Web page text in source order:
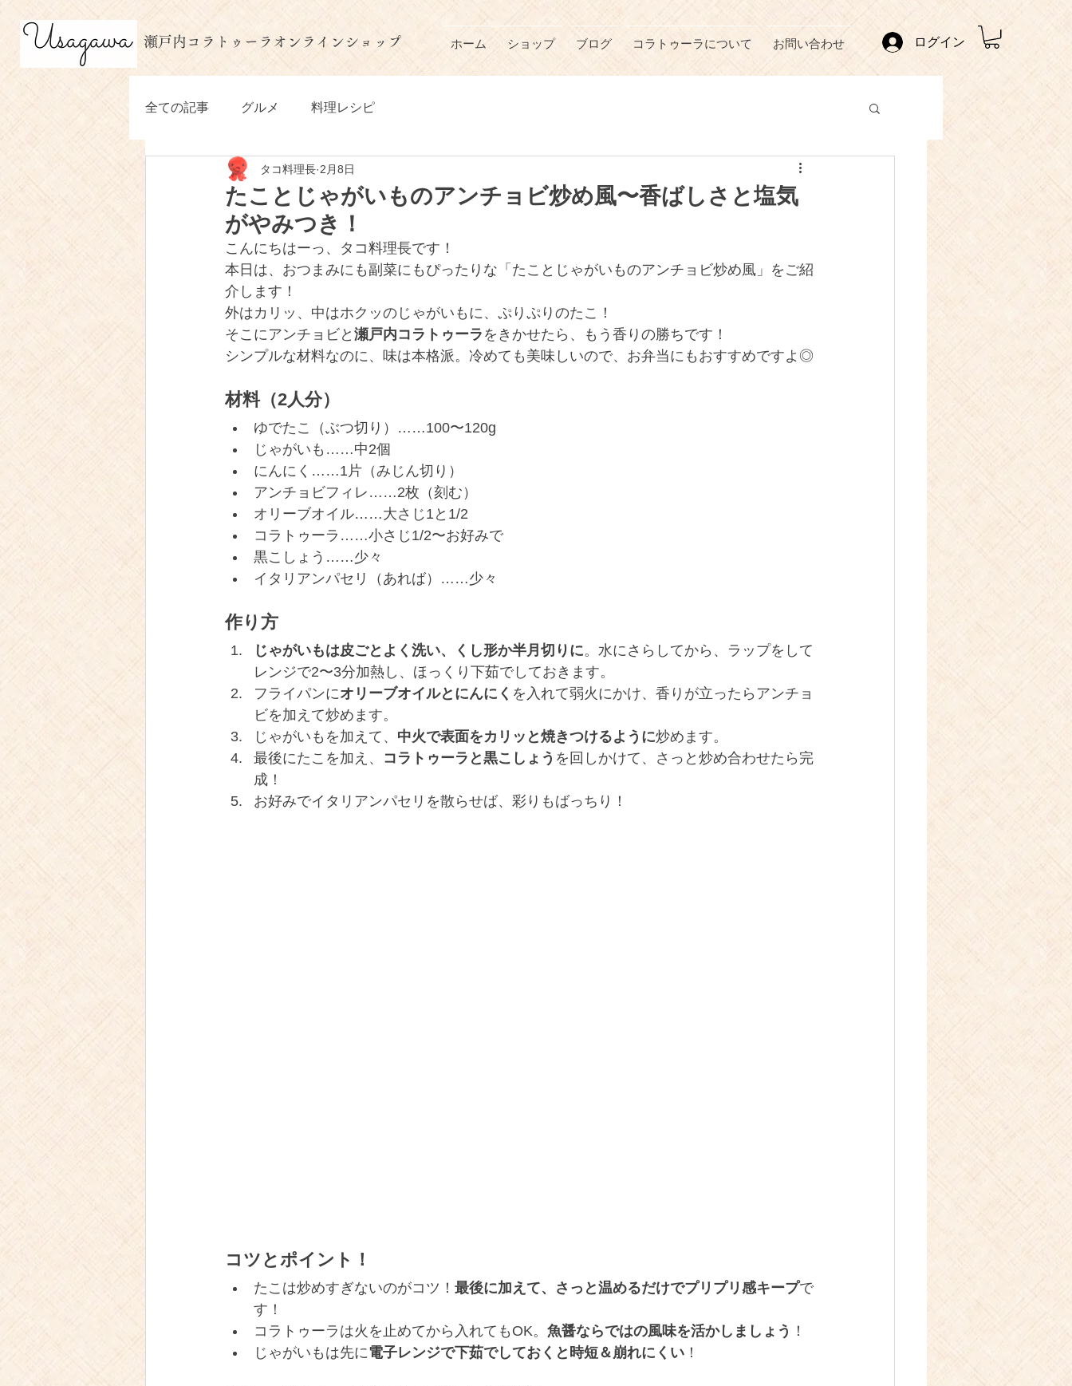
MENU ​瀬戸内コラトゥーラオンラインショップ ホーム ショップ ブログ コラトゥーラについて お問い合わせ ログイン
全ての記事 グルメ 料理レシピ
たことじゃがいものアンチョビ炒め風〜香ばしさと塩気
がやみつき！
タコ料理長 2月8日
こんにちはーっ、タコ料理長です！
本日は、おつまみにも副菜にもぴったりな「たことじゃがいものアンチョビ炒め風」をご紹
介します！
外はカリッ、中はホクッのじゃがいもに、ぷりぷりのたこ！
そこにアンチョビと 瀬戸内コラトゥーラ をきかせたら、もう香りの勝ちです！
シンプルな材料なのに、味は本格派。冷めても美味しいので、お弁当にもおすすめですよ◎
材料（2人分）
ゆでたこ（ぶつ切り）……100〜120g
じゃがいも……中2個
にんにく……1片（みじん切り）
アンチョビフィレ……2枚（刻む）
オリーブオイル……大さじ1と1/2
コラトゥーラ……小さじ1/2〜お好みで
黒こしょう……少々
イタリアンパセリ（あれば）……少々
作り方
じゃがいもは皮ごとよく洗い、くし形か半月切りに。水にさらしてから、ラップをして
レンジで2〜3分加熱し、ほっくり下茹でしておきます。
フライパンにオリーブオイルとにんにく を入れて弱火にかけ、香りが立ったらアンチョ
ビを加えて炒めます。
じゃがいもを加えて、 中火で表面をカリッと焼きつけるように炒めます。
最後にたこを加え、 コラトゥーラと黒こしょう を回しかけて、さっと炒め合わせたら完
成！
お好みでイタリアンパセリを散らせば、彩りもばっちり！
コツとポイント！
たこは炒めすぎないのがコツ！ 最後に加えて、さっと温めるだけでプリプリ感キープで
す！
コラトゥーラは火を止めてから入れてもOK。 魚醤ならではの風味を活かしましょう ！
じゃがいもは先に電子レンジで下茹でしておくと時短＆崩れにくい ！